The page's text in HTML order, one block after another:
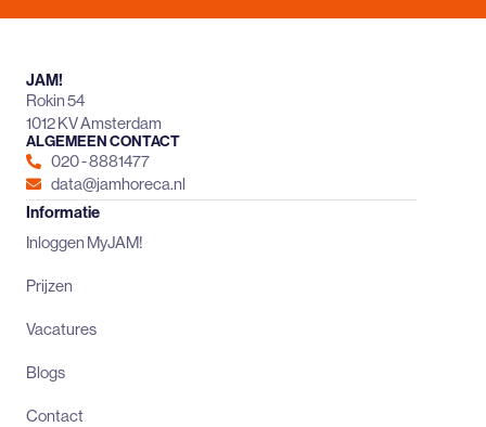
JAM!
Rokin 54
1012 KV Amsterdam
ALGEMEEN CONTACT
020 - 8881477
data@jamhoreca.nl
Informatie
Inloggen MyJAM!
Prijzen
Vacatures
Blogs
Contact